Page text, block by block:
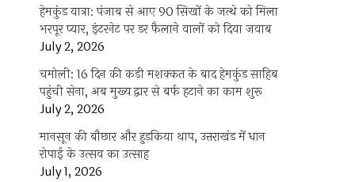
हेमकुंड यात्रा: पंजाब से आए 90 सिखों के जत्थे को मिला
भरपूर प्यार, इंटरनेट पर डर फैलाने वालों को दिया जवाब
July 2, 2026
चमोली: 16 दिन की कड़ी मशक्कत के बाद हेमकुंड साहिब
पहुंची सेना, अब मुख्य द्वार से बर्फ हटाने का काम शुरू
July 2, 2026
मानसून की बौछार और हुड़किया थाप, उत्तराखंड में धान
रोपाई के उत्सव का उत्साह
July 1, 2026